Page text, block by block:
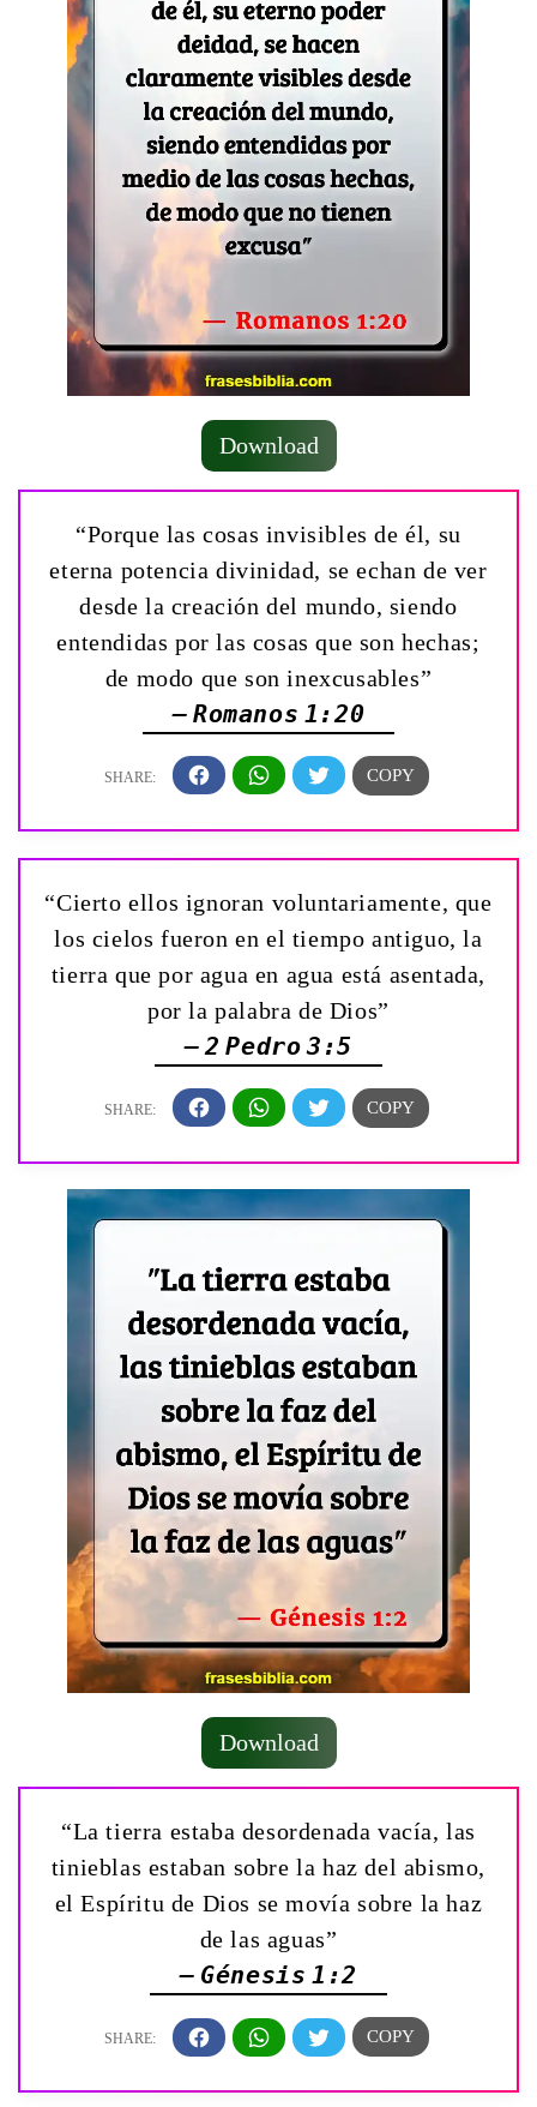
Download
“Porque las cosas invisibles de él, su
eterna potencia divinidad, se echan de ver
desde la creación del mundo, siendo
entendidas por las cosas que son hechas;
de modo que son inexcusables”
— Romanos 1:20
“Cierto ellos ignoran voluntariamente, que
los cielos fueron en el tiempo antiguo, la
tierra que por agua en agua está asentada,
por la palabra de Dios”
— 2 Pedro 3:5
Download
“La tierra estaba desordenada vacía, las
tinieblas estaban sobre la haz del abismo,
el Espíritu de Dios se movía sobre la haz
de las aguas”
— Génesis 1:2